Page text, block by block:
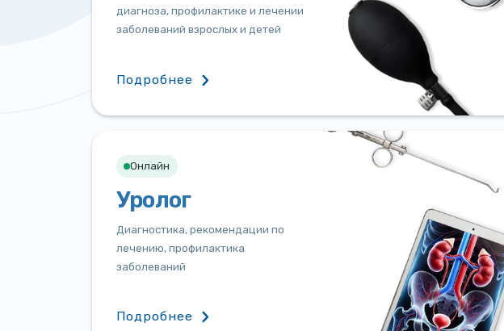
диагноза, профилактике и лечении
заболеваний взрослых и детей
Подробнее
Онлайн
Уролог
Диагностика, рекомендации по
лечению, профилактика
заболеваний
Подробнее